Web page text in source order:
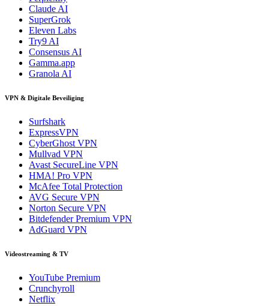
Claude AI
SuperGrok
Eleven Labs
Try9 AI
Consensus AI
Gamma.app
Granola AI
VPN & Digitale Beveiliging
Surfshark
ExpressVPN
CyberGhost VPN
Mullvad VPN
Avast SecureLine VPN
HMA! Pro VPN
McAfee Total Protection
AVG Secure VPN
Norton Secure VPN
Bitdefender Premium VPN
AdGuard VPN
Videostreaming & TV
YouTube Premium
Crunchyroll
Netflix